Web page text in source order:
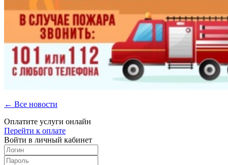
← Все новости
Оплатите услуги онлайн
Перейти к оплате
Войти в личный кабинет